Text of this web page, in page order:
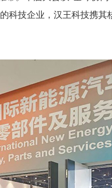
科技企业，汉王科技携